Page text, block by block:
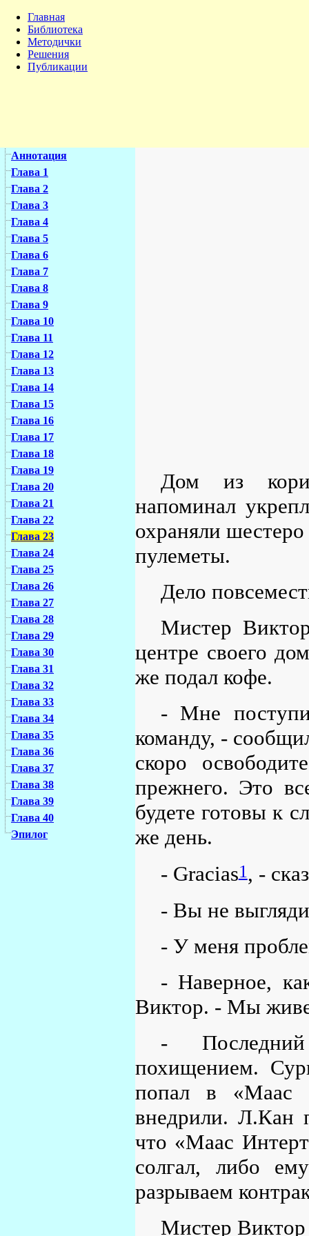
Главная
Библиотека
Методички
Решения
Публикации
Аннотация
Глава 1
Глава 2
Глава 3
Глава 4
Глава 5
Глава 6
Глава 7
Глава 8
Глава 9
Глава 10
Глава 11
Глава 12
Глава 13
Глава 14
Глава 15
Глава 16
Глава 17
Глава 18
Глава 19
Глава 20
Глава 21
Глава 22
Глава 23
Глава 24
Глава 25
Глава 26
Глава 27
Глава 28
Глава 29
Глава 30
Глава 31
Глава 32
Глава 33
Глава 34
Глава 35
Глава 36
Глава 37
Глава 38
Глава 39
Глава 40
Эпилог
Дом из
напоминал
охраняли
пулеметы.
Дело
Мистер
центре своего
же подал кофе.
- Мне
команду, -
скоро
прежнего. Это
будете готовы к
же день.
- Gracias1, -
- Вы не
- У меня
- Наверное,
Виктор. - Мы
-
похищением.
попал в «Маас
внедрили. Л.Кан
что «Маас
солгал, либо
разрываем
Мистер